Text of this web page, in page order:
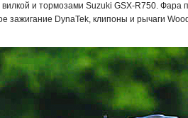
и тормозами Suzuki GSX-R750. Фара
зажигание DynaTek, клипоны и рычаги